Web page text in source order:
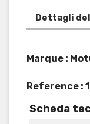
Dettagli
Marque :
Reference :
Scheda